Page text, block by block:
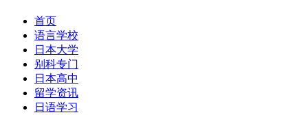
首页
语言学校
日本大学
别科专门
日本高中
留学资讯
日语学习